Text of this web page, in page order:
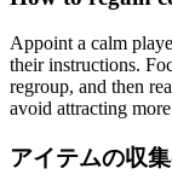
Appoint a calm
their instructions.
regroup, and then
avoid attracting
アイテムの収